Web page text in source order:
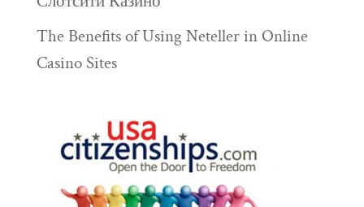
The Benefits of Using Neteller in Online
Casino Sites